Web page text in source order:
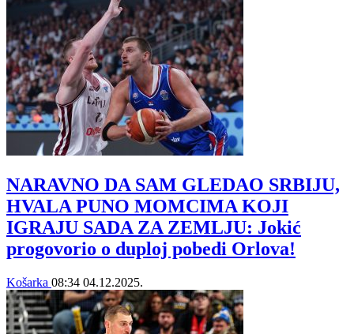
NARAVNO DA SAM GLEDAO SRBIJU,
HVALA PUNO MOMCIMA KOJI
IGRAJU SADA ZA ZEMLJU: Jokić
progovorio o duploj pobedi Orlova!
Košarka 08:34 04.12.2025.